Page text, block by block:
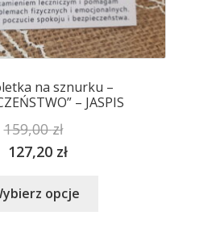
na sznurku –
– JASPIS
159,00zł
127,20 zł
opcje